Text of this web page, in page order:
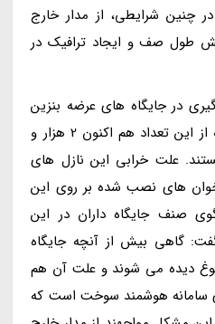
چنین شرایطی، از مدار خارج
طول صف و ایجاد ترافیک در
گیری در جایگاه های عرضه بنزین
در سراسر کشور وجود دارد که از این تعداد هم اکنون 2 هزار و
هستند. علت خرابی این نازل های
های نصب شده بر روی این
صنف جایگاه داران در این
گاهی بیش از آنچه جایگاه
دیده می شوند و علت آن هم
سامانه هوشمند سوخت است که